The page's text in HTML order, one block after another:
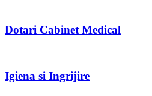
Dotari Cabinet Medical
Igiena si Ingrijire